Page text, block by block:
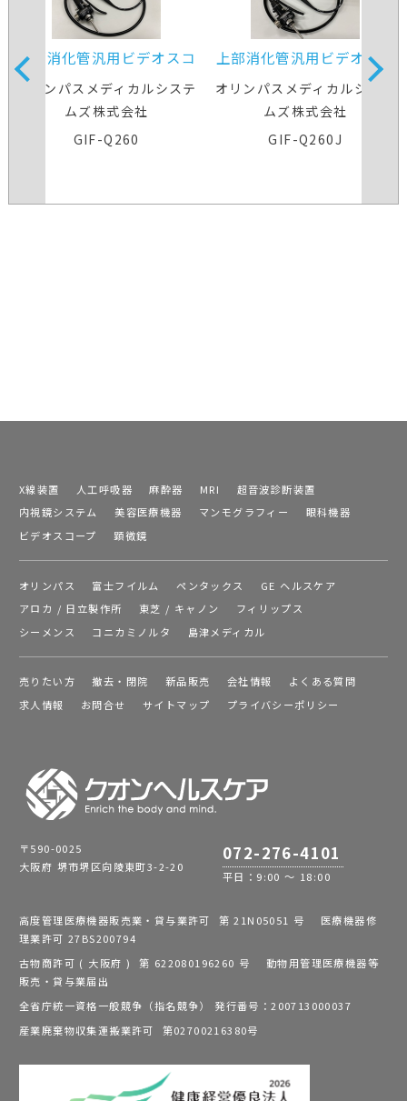
上部消化管汎用ビデオスコ
ープ
オリンパスメディカルシステ
ムズ株式会社
GIF-Q260
上部消化管汎用ビデオスコ
ープ
オリンパスメディカルシステ
ムズ株式会社
GIF-Q260J
X線装置 人工呼吸器 麻酔器 MRI
超音波診断装置
内視鏡システム
美容医療機器 マンモグラフィー
眼科機器
ビデオスコープ
顕微鏡
オリンパス 富士フイルム ペンタックス
GE ヘルスケア
アロカ / 日立製作所
東芝 / キャノン
フィリップス
シーメンス
コニカミノルタ 島津メディカル
売りたい方 撤去・閉院 新品販売 会社情報
よくある質問
求人情報
お問合せ サイトマップ プライバシーポリシー
〒590-0025
大阪府 堺市堺区向陵東町3-2-20
072-276-4101
平日：9:00 ～ 18:00
高度管理医療機器販売業・貸与業許可 第 21N05051 号 医療機器修
理業許可 27BS200794
古物商許可 ( 大阪府 ) 第 622080196260 号 動物用管理医療機器等
販売・貸与業届出
全省庁統一資格一般競争（指名競争） 発行番号：200713000037
産業廃棄物収集運搬業許可 第02700216380号